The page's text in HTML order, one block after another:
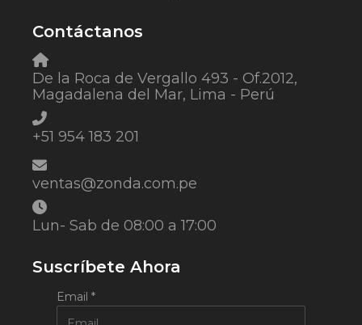
Contáctanos
De la Roca de Vergallo 493 - Of.2012,
Magadalena del Mar, Lima - Perú
+51 954 183 201
ventas@zonda.com.pe
Lun- Sab de 08:00 a 17:00
Suscríbete Ahora
Email *